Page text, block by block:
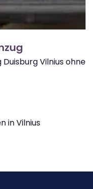
Vilnius ohne
in Vilnius